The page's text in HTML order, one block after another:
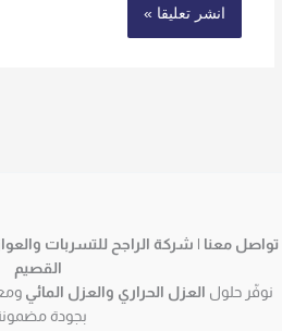
تواصل معنا | شركة الراجح للتسربات
القصيم
نوفّر حلول العزل الحراري والعزل المائي
بجودة